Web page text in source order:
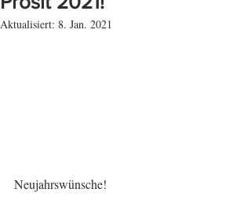
Aktualisiert: 8. Jan. 2021
Neujahrswünsche!